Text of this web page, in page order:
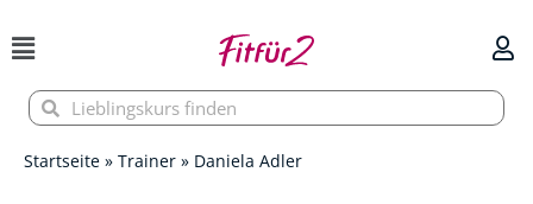
Inhalt
springen
SucheSuche
Startseite » Trainer » Daniela Adler